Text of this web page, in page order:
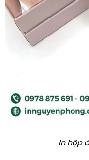
In hộp